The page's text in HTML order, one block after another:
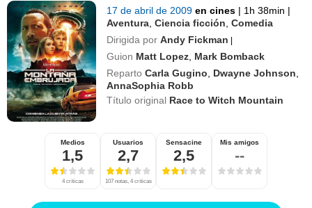
17 de abril de 2009en cines | 1h 38min |
Aventura ,Ciencia ficción ,Comedia
Dirigida por Andy Fickman |
Guion Matt Lopez Mark Bomback
Reparto Carla Gugino Dwayne Johnson
AnnaSophia Robb
Título original Race to Witch Mountain
Medios
1,5
4 críticas
Usuarios
2,7
107 notas, 4 críticas
Sensacine
2,5
Mis amigos
--